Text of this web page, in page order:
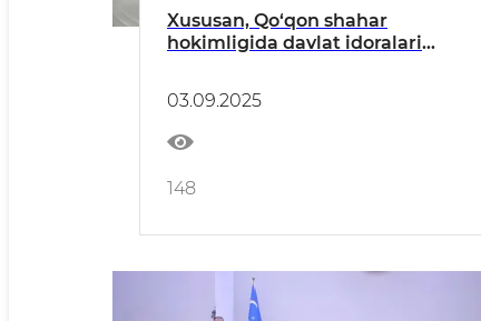
Xususan, Qo‘qon shahar
hokimligida davlat idoralari
mamlakatimizda so‘nggi
yillarda davlatimiz rahbarining
tashabbuslari bilan davlat
xizmatining nufuzini oshirish,
davlat xizmatchilarining
03.09.2025
148